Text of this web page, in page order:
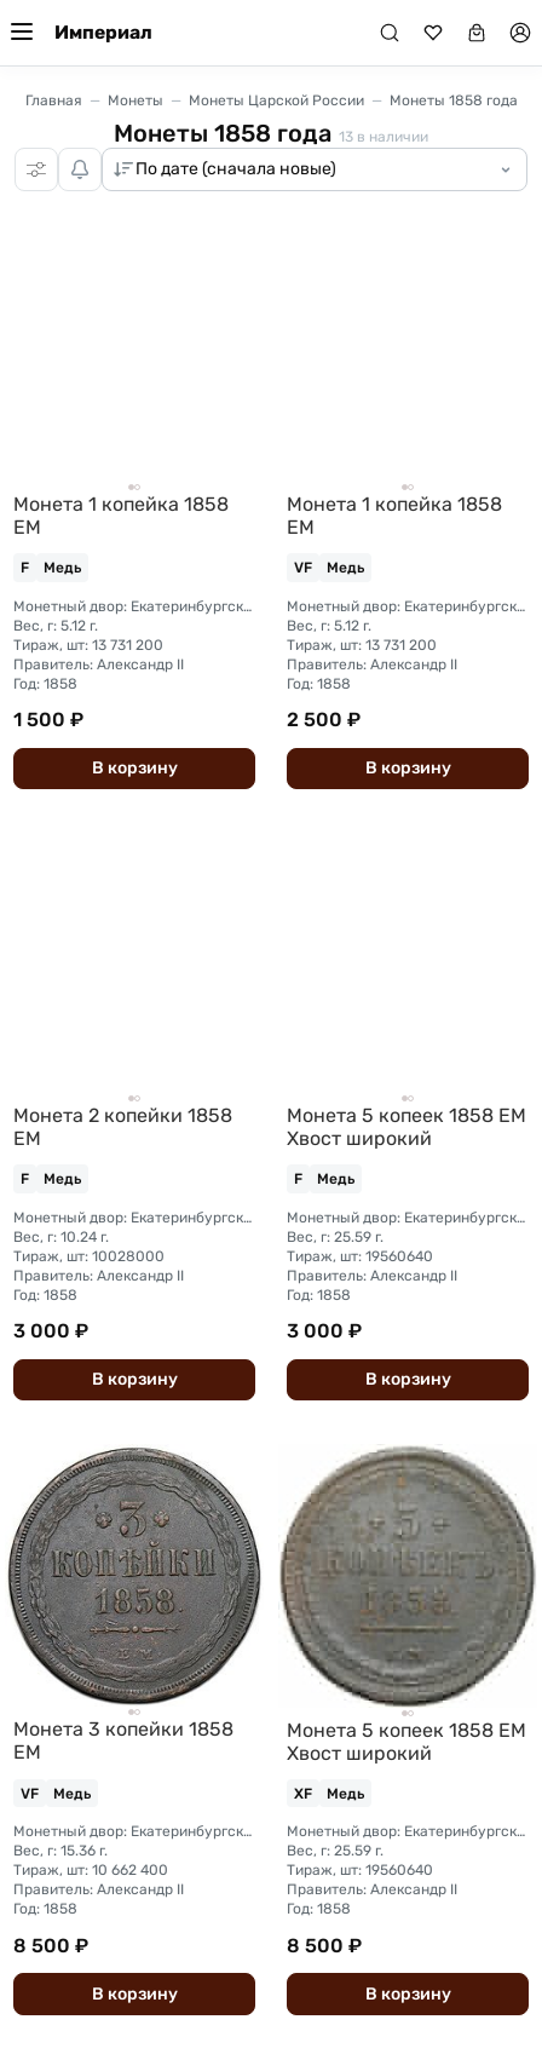
Империал
Главная Монеты Монеты Царской России Монеты 1858 года
Монеты 1858 года 13 в наличии
Монета 1 копейка 1858
ЕМ
F Медь
Монетный двор: Екатеринбургский монетный двор
Вес, г: 5.12 г.
Тираж, шт: 13 731 200
Правитель: Александр II
Год: 1858
1 500 ₽
В корзину
Монета 1 копейка 1858
ЕМ
VF Медь
Монетный двор: Екатеринбургский монетный двор
Вес, г: 5.12 г.
Тираж, шт: 13 731 200
Правитель: Александр II
Год: 1858
2 500 ₽
В корзину
Монета 2 копейки 1858
ЕМ
F Медь
Монетный двор: Екатеринбургский монетный двор
Вес, г: 10.24 г.
Тираж, шт: 10028000
Правитель: Александр II
Год: 1858
3 000 ₽
В корзину
Монета 5 копеек 1858 ЕМ
Хвост широкий
F Медь
Монетный двор: Екатеринбургский монетный двор
Вес, г: 25.59 г.
Тираж, шт: 19560640
Правитель: Александр II
Год: 1858
3 000 ₽
В корзину
Монета 3 копейки 1858
ЕМ
VF Медь
Монетный двор: Екатеринбургский монетный двор
Вес, г: 15.36 г.
Тираж, шт: 10 662 400
Правитель: Александр II
Год: 1858
8 500 ₽
В корзину
Монета 5 копеек 1858 ЕМ
Хвост широкий
XF Медь
Монетный двор: Екатеринбургский монетный двор
Вес, г: 25.59 г.
Тираж, шт: 19560640
Правитель: Александр II
Год: 1858
8 500 ₽
В корзину